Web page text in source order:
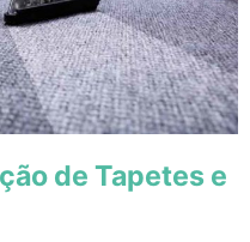
de Tapetes e